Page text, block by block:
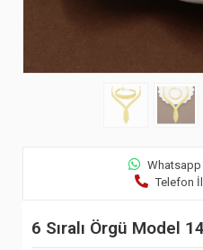
Whatsapp
Telefon
6 Sıralı Örgü Model